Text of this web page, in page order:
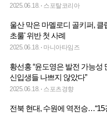
시 달라질 것"
2025.06.18. 스포탈코리아
울산 막은 마멜로디 골키퍼, 클
초룰' 위반 첫 사례
2025.06.18. 마니아타임즈
황선홍 “윤도영은 발전 가능
신입생들 나쁘지 않았다”
2025.06.18. 스포츠경향
전북 현대, 수원에 역전승…“15